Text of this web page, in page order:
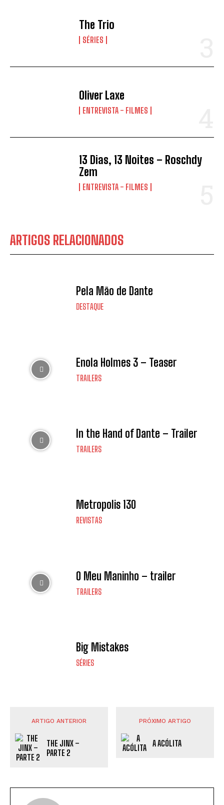
The Trio
SÉRIES
Oliver Laxe
ENTREVISTA - FILMES
13 Dias, 13 Noites – Roschdy
Zem
ENTREVISTA - FILMES
ARTIGOS RELACIONADOS
Pela Mão de Dante
DESTAQUE
Enola Holmes 3 – Teaser
TRAILERS
In the Hand of Dante – Trailer
TRAILERS
Metropolis 130
REVISTAS
O Meu Maninho – trailer
TRAILERS
Big Mistakes
SÉRIES
ARTIGO ANTERIOR
THE JINX –
PARTE 2
PRÓXIMO ARTIGO
A ACÓLITA